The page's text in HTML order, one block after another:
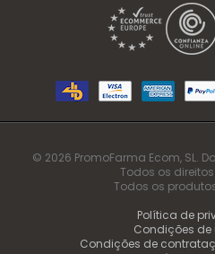
© 2026 PromoFarma Ecom, SL.
Todos os
Todos os
Política de
Condições
Condições de